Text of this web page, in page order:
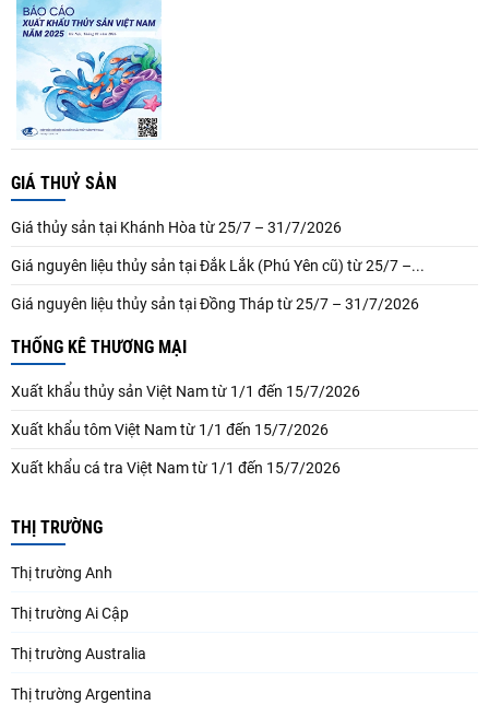
GIÁ THUỶ SẢN
Giá thủy sản tại Khánh Hòa từ 25/7 – 31/7/2026
Giá nguyên liệu thủy sản tại Đắk Lắk (Phú Yên cũ) từ 25/7 –...
Giá nguyên liệu thủy sản tại Đồng Tháp từ 25/7 – 31/7/2026
THỐNG KÊ THƯƠNG MẠI
Xuất khẩu thủy sản Việt Nam từ 1/1 đến 15/7/2026
Xuất khẩu tôm Việt Nam từ 1/1 đến 15/7/2026
Xuất khẩu cá tra Việt Nam từ 1/1 đến 15/7/2026
THỊ TRƯỜNG
Thị trường Anh
Thị trường Ai Cập
Thị trường Australia
Thị trường Argentina